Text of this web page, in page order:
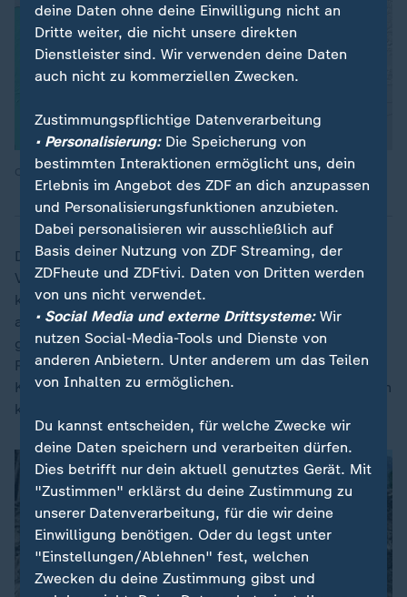
Quelle: ZDF
Die Krankenhäuser und die medizinischen
Versorgungsinstitutionen in der Umgebung sind
komplett überfordert. Die Medikamente sind
ausgegangen und werden jetzt angefordert. Und die
ganze Basisstruktur ist so durchgeschüttelt durch den
Rückgang der internationalen Hilfen, dass so eine
Katastrophe jetzt on top gar nicht aufgefangen werden
kann.
deine Daten ohne deine Einwilligung nicht an
Dritte weiter, die nicht unsere direkten
Dienstleister sind. Wir verwenden deine Daten
auch nicht zu kommerziellen Zwecken.
Zustimmungspflichtige Datenverarbeitung
• Personalisierung:Die Speicherung von
bestimmten Interaktionen ermöglicht uns, dein
Erlebnis im Angebot des ZDF an dich anzupassen
und Personalisierungsfunktionen anzubieten.
Dabei personalisieren wir ausschließlich auf
Basis deiner Nutzung von ZDF Streaming, der
ZDFheute und ZDFtivi. Daten von Dritten werden
von uns nicht verwendet.
• Social Media und externe Drittsysteme:Wir
nutzen Social-Media-Tools und Dienste von
anderen Anbietern. Unter anderem um das Teilen
von Inhalten zu ermöglichen.
Du kannst entscheiden, für welche Zwecke wir
deine Daten speichern und verarbeiten dürfen.
Dies betrifft nur dein aktuell genutztes Gerät. Mit
"Zustimmen" erklärst du deine Zustimmung zu
unserer Datenverarbeitung, für die wir deine
Einwilligung benötigen. Oder du legst unter
"Einstellungen/Ablehnen" fest, welchen
Zwecken du deine Zustimmung gibst und